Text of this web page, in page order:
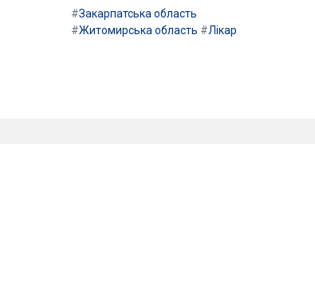
#Закарпатська область
#Житомирська область #Лікар